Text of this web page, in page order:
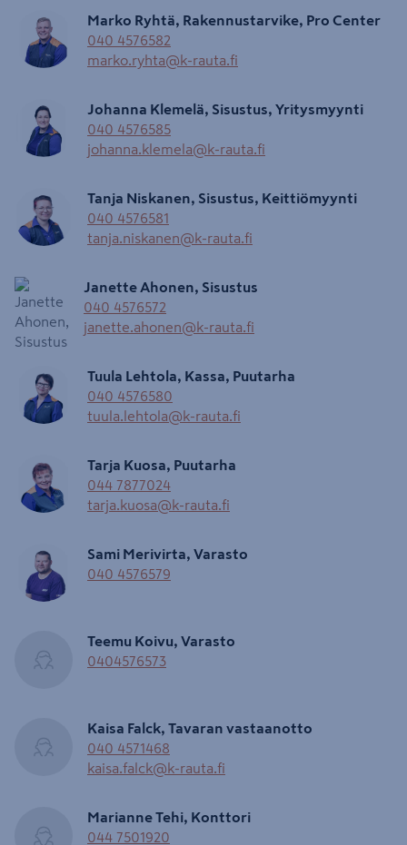
Marko Ryhtä, Rakennustarvike, Pro Center
040 4576582
marko.ryhta@k-rauta.fi
Johanna Klemelä, Sisustus, Yritysmyynti
040 4576585
johanna.klemela@k-rauta.fi
Tanja Niskanen, Sisustus, Keittiömyynti
040 4576581
tanja.niskanen@k-rauta.fi
Janette Ahonen, Sisustus
040 4576572
janette.ahonen@k-rauta.fi
Tuula Lehtola, Kassa, Puutarha
040 4576580
tuula.lehtola@k-rauta.fi
Tarja Kuosa, Puutarha
044 7877024
tarja.kuosa@k-rauta.fi
Sami Merivirta, Varasto
040 4576579
Teemu Koivu, Varasto
0404576573
Kaisa Falck, Tavaran vastaanotto
040 4571468
kaisa.falck@k-rauta.fi
Marianne Tehi, Konttori
044 7501920